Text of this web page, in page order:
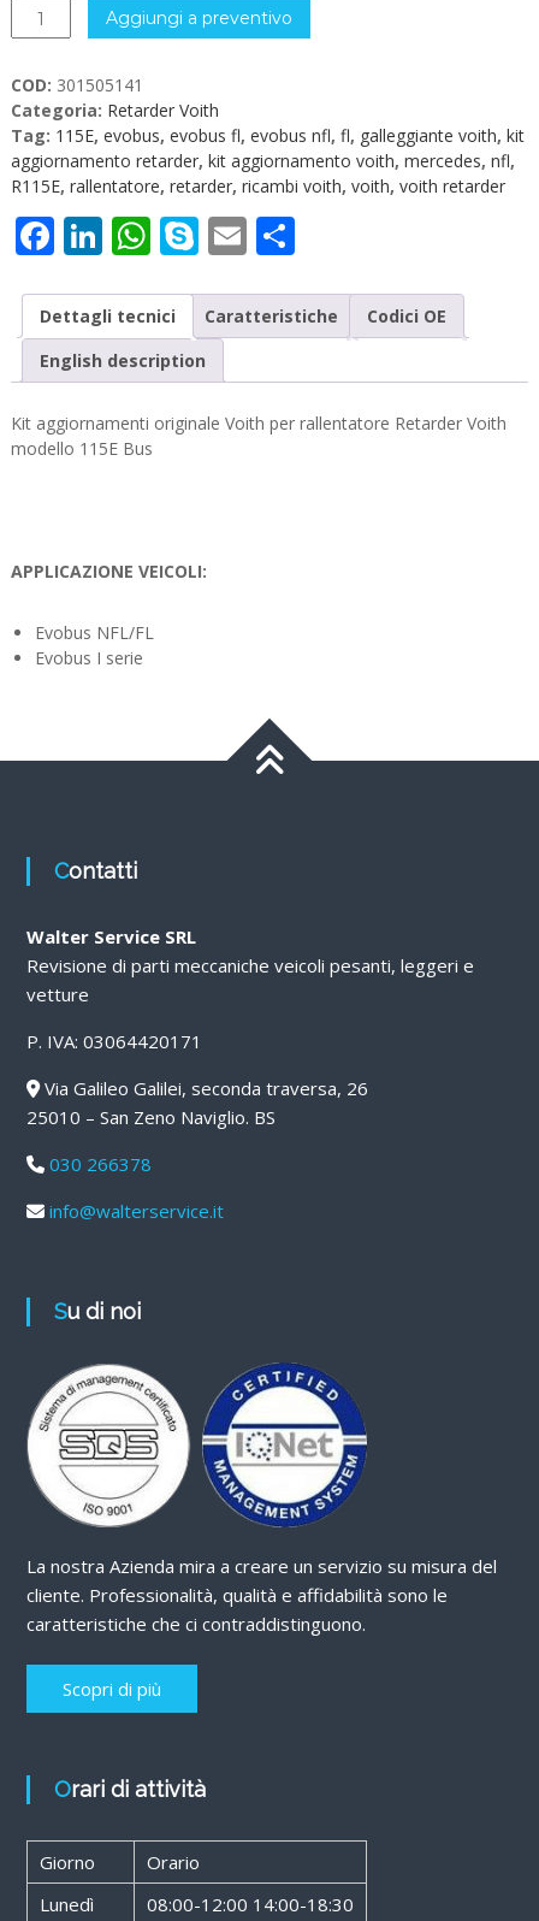
aggiornamenti
Voith
3011505141
quantità
Aggiungi a preventivo
COD: 301505141
Categoria: Retarder Voith
Tag: 115E, evobus, evobus fl, evobus nfl, fl, galleggiante voith, kit
aggiornamento retarder, kit aggiornamento voith, mercedes, nfl,
R115E, rallentatore, retarder, ricambi voith, voith, voith retarder
Facebook
LinkedIn
WhatsApp
Skype
EmailCondividi
Dettagli tecnici Caratteristiche
Codici OE
English description
Kit aggiornamenti originale Voith per rallentatore Retarder Voith
modello 115E Bus
APPLICAZIONE VEICOLI:
Evobus NFL/FL
Evobus I serie
Contatti
Walter Service SRL
Revisione di parti meccaniche veicoli pesanti, leggeri e
vetture
P. IVA: 03064420171
Via Galileo Galilei, seconda traversa, 26
25010 – San Zeno Naviglio. BS
030 266378
info@walterservice.it
Su di noi
La nostra Azienda mira a creare un servizio su misura del
cliente. Professionalità, qualità e affidabilità sono le
caratteristiche che ci contraddistinguono.
Scopri di più
Orari di attività
Giorno
Orario
Lunedì
08:00-12:00 14:00-18:30